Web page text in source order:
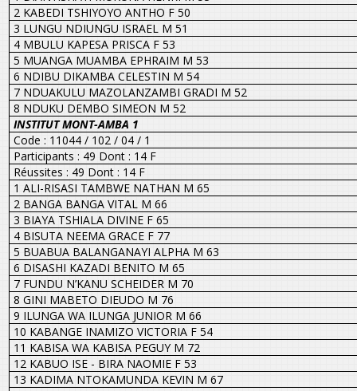
2 KABEDI TSHIYOYO ANTHO F 50
3 LUNGU NDIUNGU ISRAEL M 51
4 MBULU KAPESA PRISCA F 53
5 MUANGA MUAMBA EPHRAIM M 53
6 NDIBU DIKAMBA CELESTIN M 54
7 NDUAKULU MAZOLANZAMBI GRADI M 52
8 NDUKU DEMBO SIMEON M 52
INSTITUT MONT-AMBA 1
Code : 11044 / 102 / 04 / 1
Participants : 49 Dont : 14 F
Réussites : 49 Dont : 14 F
1 ALI-RISASI TAMBWE NATHAN M 65
2 BANGA BANGA VITAL M 66
3 BIAYA TSHIALA DIVINE F 65
4 BISUTA NEEMA GRACE F 77
5 BUABUA BALANGANAYI ALPHA M 63
6 DISASHI KAZADI BENITO M 65
7 FUNDU N’KANU SCHEIDER M 70
8 GINI MABETO DIEUDO M 76
9 ILUNGA WA ILUNGA JUNIOR M 66
10 KABANGE INAMIZO VICTORIA F 54
11 KABISA WA KABISA PEGUY M 72
12 KABUO ISE - BIRA NAOMIE F 53
13 KADIMA NTOKAMUNDA KEVIN M 67